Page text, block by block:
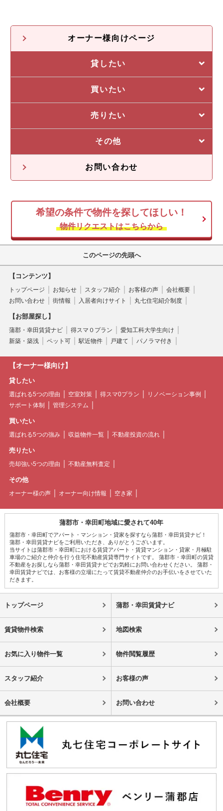
オーナー様向けページ
貸したい
選ばれる5つの理由
管理システム
買いたい
私たちの5つの強み
収益物件一覧
不動産投資の流れ
売りたい
売却に強い5つの理由
不動産無料査定
その他
オーナー様の声
空き家
お問い合わせ
希望の条件で物件を探してほしい！
物件リクエストはこちらから
このページの先頭へ
【コンテンツ】
トップページ お知らせ スタッフ紹介 お客様の声
会社概要
お問い合わせ
街情報 入居者向けサイト 丸七住宅紹介制度
【お部屋探し】
蒲郡・幸田賃貸ナビ 得スマ０プラン
愛知工科大学生向け
新築・築浅
ペット可 駅近物件 戸建て パノラマ付き
【オーナー様向け】
貸したい
選ばれる5つの理由 空室対策 得スマ0プラン
リノベーション事例
サポート体制
管理システム
買いたい
選ばれる5つの強み 収益物件一覧 不動産投資の流れ
売りたい
売却強い5つの理由 不動産無料査定
その他
オーナー様の声 オーナー向け情報 空き家
蒲郡市・幸田町地域に愛されて40年
蒲郡市・幸田町でアパート・マンション・貸家を探すなら蒲郡・幸田賃貸ナビ！
蒲郡・幸田賃貸ナビをご利用いただき、ありがとうございます。
当サイトは蒲郡市・幸田町における賃貸アパート・賃貸マンション・貸家・月極駐
車場のご紹介と仲介を行う住宅不動産賃貸専門サイトです。 蒲郡市・幸田町の賃貸
不動産をお探しなら蒲郡・幸田賃貸ナビでお気軽にお問い合わせください。 蒲郡・
幸田賃貸ナビでは、お客様の立場にたって賃貸不動産仲介のお手伝いをさせていた
だきます。
トップページ 蒲郡・幸田賃貸ナビ
賃貸物件検索 地図検索
お気に入り物件一覧 物件閲覧履歴
スタッフ紹介 お客様の声
会社概要 お問い合わせ